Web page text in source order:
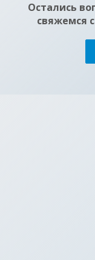
Остались
свяжемся